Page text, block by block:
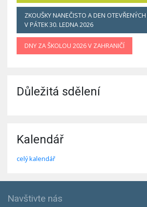
ZKOUŠKY NANEČISTO A DEN
V PÁTEK 30. LEDNA 2026
DNY ZA ŠKOLOU 2026 V ZAHRANIČÍ
Důležitá sdělení
Kalendář
celý kalendář
Navštivte nás